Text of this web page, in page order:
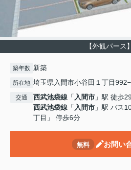
【外観パース】
築年数 新築
所在地 埼玉県入間市小谷田１丁目
交通 西武池袋線 「入間市 」駅 徒歩
西武池袋線 「入間市 」駅 バス
丁目」 停歩6分
無料 お問い